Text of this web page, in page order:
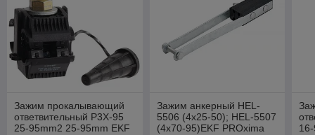
Зажим прокалывающий
ответвительный P3X-95
25-95mm2 25-95mm EKF
Зажим анкерный HEL-
5506 (4х25-50); HEL-5507
(4х70-95)EKF PROxima